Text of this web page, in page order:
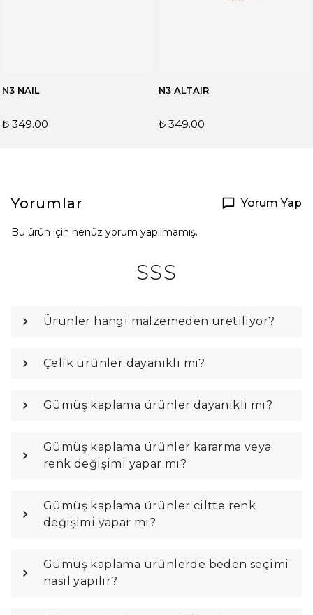
N3 NAIL
₺ 349.00
N3 ALTAIR
₺ 349.00
Yorumlar Yorum Yap
Bu ürün için henüz yorum yapılmamış.
SSS
Ürünler hangi malzemeden üretiliyor?
Çelik ürünler dayanıklı mı?
Gümüş kaplama ürünler dayanıklı mı?
Gümüş kaplama ürünler kararma veya
renk değişimi yapar mı?
Gümüş kaplama ürünler ciltte renk
değişimi yapar mı?
Gümüş kaplama ürünlerde beden seçimi
nasıl yapılır?